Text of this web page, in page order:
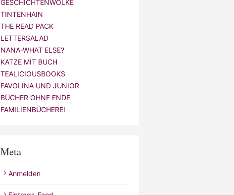
GESCHICHTENWOLKE
TINTENHAIN
THE READ PACK
LETTERSALAD
NANA-WHAT ELSE?
KATZE MIT BUCH
TEALICIOUSBOOKS
FAVOLINA UND JUNIOR
BÜCHER OHNE ENDE
FAMILIENBÜCHEREI
Meta
Anmelden